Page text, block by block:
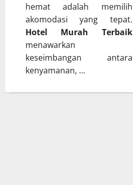
hemat adalah memilih
akomodasi yang tepat.
Hotel Murah Terbaik
menawarkan
keseimbangan antara
kenyamanan, …